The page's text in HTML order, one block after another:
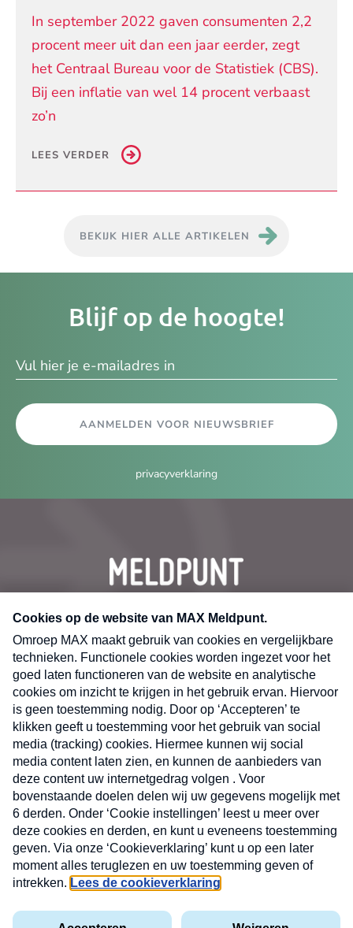
In september 2022 gaven consumenten 2,2
procent meer uit dan een jaar eerder, zegt
het Centraal Bureau voor de Statistiek (CBS).
Bij een inflatie van wel 14 procent verbaast
zo’n
LEES VERDER
BEKIJK HIER ALLE ARTIKELEN
Blijf op de hoogte!
AANMELDEN VOOR NIEUWSBRIEF
privacyverklaring
CONTACT
Volg ons op
MAX
Cookieverklaring
Kwetsbaarheid
X
Nieuwsbrief
Neem hier een gratis abonnement op de MAX
Consumenten nieuwsbrief. Elke maandag en
donderdag in uw mailbox.